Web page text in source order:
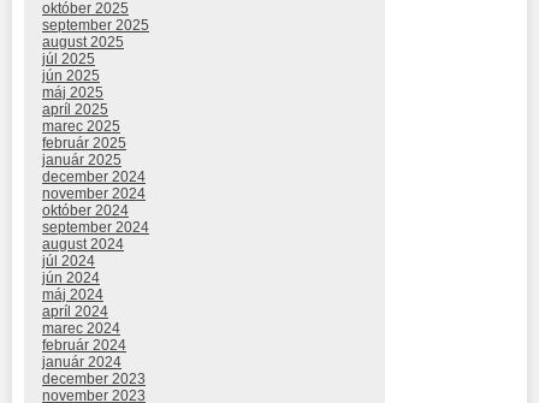
október 2025
september 2025
august 2025
júl 2025
jún 2025
máj 2025
apríl 2025
marec 2025
február 2025
január 2025
december 2024
november 2024
október 2024
september 2024
august 2024
júl 2024
jún 2024
máj 2024
apríl 2024
marec 2024
február 2024
január 2024
december 2023
november 2023